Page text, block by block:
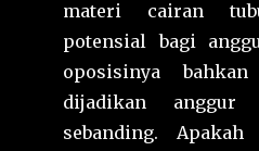
materi cairan
potensial bagi
oposisinya
dijadikan
sebanding. Apakah